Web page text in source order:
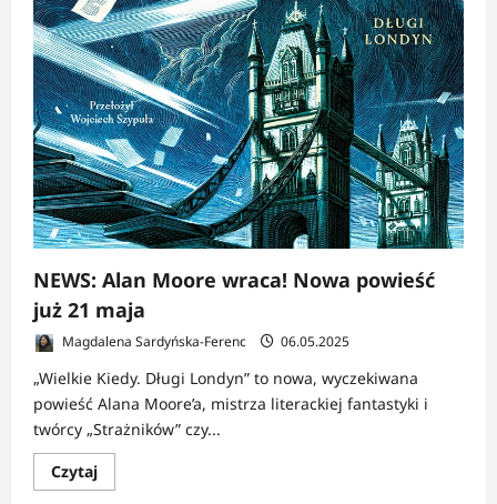
NEWS:
Kultor.
Nowa
powieść
Artura
Urbanowicza
już
w
księgarniach
NEWS: Alan Moore wraca! Nowa powieść
już 21 maja
Magdalena Sardyńska-Ferenc 06.05.2025
„Wielkie Kiedy. Długi Londyn” to nowa, wyczekiwana
powieść Alana Moore’a, mistrza literackiej fantastyki i
twórcy „Strażników” czy...
CzytajDowiedz
się